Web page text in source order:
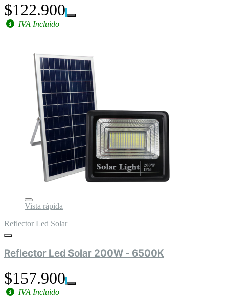
$122.900
IVA Incluido
Vista rápida
Reflector Led Solar
Reflector Led Solar 200W - 6500K
$157.900
IVA Incluido